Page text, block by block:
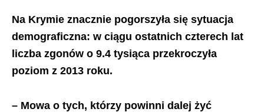
Na Krymie znacznie pogorszyła się sytuacja
demograficzna: w ciągu ostatnich czterech lat
liczba zgonów o 9.4 tysiąca przekroczyła
poziom z 2013 roku.
– Mowa o tych, którzy powinni dalej żyć